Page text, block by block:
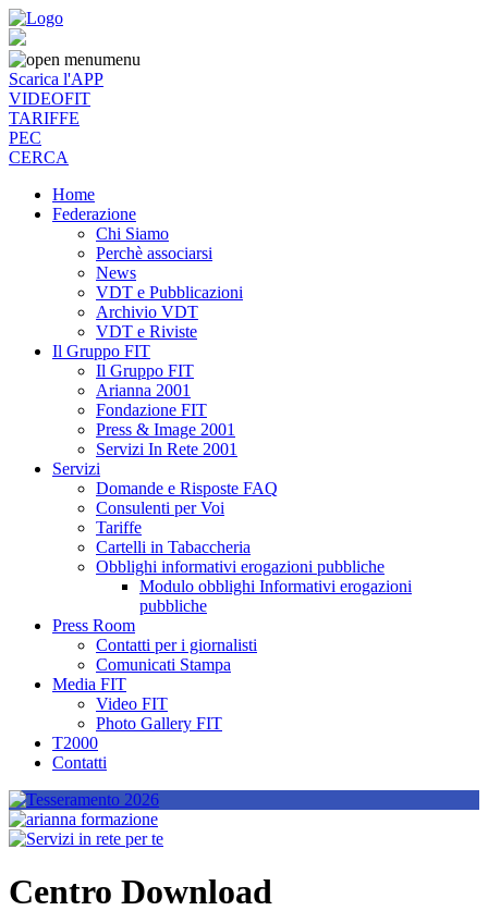
menu
Scarica l'APP
VIDEOFIT
TARIFFE
PEC
CERCA
Home
Federazione
Chi Siamo
Perchè associarsi
News
VDT e Pubblicazioni
Archivio VDT
VDT e Riviste
Il Gruppo FIT
Il Gruppo FIT
Arianna 2001
Fondazione FIT
Press & Image 2001
Servizi In Rete 2001
Servizi
Domande e Risposte FAQ
Consulenti per Voi
Tariffe
Cartelli in Tabaccheria
Obblighi informativi erogazioni pubbliche
Modulo obblighi Informativi erogazioni
pubbliche
Press Room
Contatti per i giornalisti
Comunicati Stampa
Media FIT
Video FIT
Photo Gallery FIT
T2000
Contatti
Centro Download